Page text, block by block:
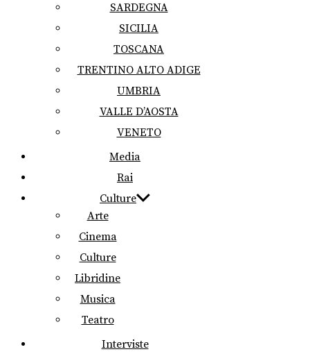
SARDEGNA
SICILIA
TOSCANA
TRENTINO ALTO ADIGE
UMBRIA
VALLE D’AOSTA
VENETO
Media
Rai
Culture
Arte
Cinema
Culture
Libridine
Musica
Teatro
Interviste